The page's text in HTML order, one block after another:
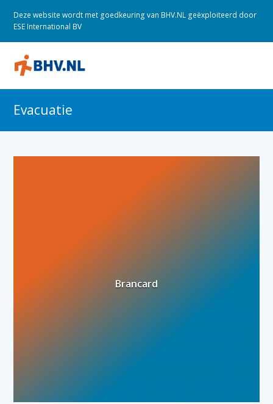
Deze website wordt met goedkeuring van BHV.NL geëxploiteerd door
ESE International BV
Evacuatie
Brancard